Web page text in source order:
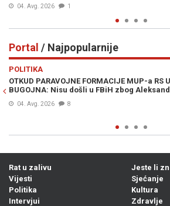
04. Avg. 2026 1
Portal / Najpopularnije
POLITIKA
OTKUD PARAVOJNE FORMACIJE MUP-a RS
BUGOJNA: Nisu došli u FBiH zbog
04. Avg. 2026 8
Rat u zalivu
Vijesti
Politika
Intervjui
Jeste li
Sjećanje
Kultura
Zdravlje